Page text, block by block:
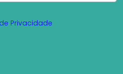
Privacidade